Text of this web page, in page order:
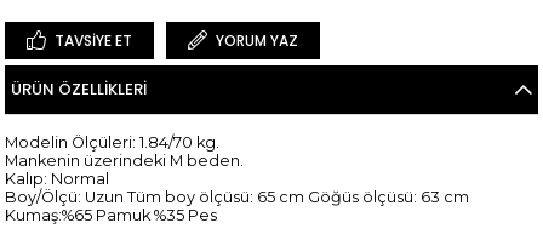
TAVSIYE ET YORUM YAZ
ÜRÜN ÖZELLIKLERI
Modelin Ölçüleri: 1.84/70 kg.
Mankenin üzerindeki M beden.
Kalıp: Normal
Boy/Ölçü: Uzun Tüm boy ölçüsü: 65 cm Göğüs ölçüsü: 63 cm
Kumaş:%65 Pamuk %35 Pes